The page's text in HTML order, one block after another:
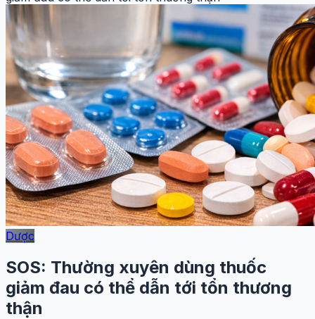
Dược
SOS: Thường xuyên dùng thuốc
giảm đau có thể dẫn tới tổn thương
thận